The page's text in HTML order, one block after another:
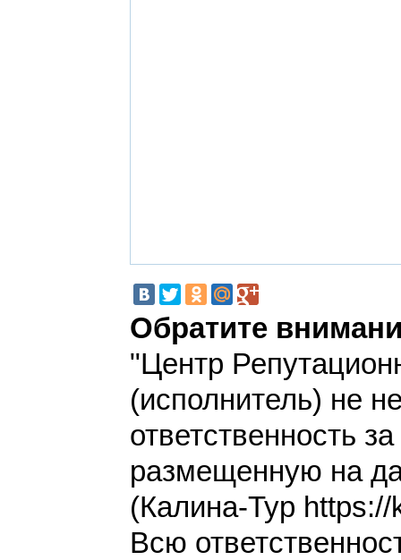
Обратите
"Центр
(исполнитель) не
ответственность
размещенную на
(Калина-Тур https://
Всю